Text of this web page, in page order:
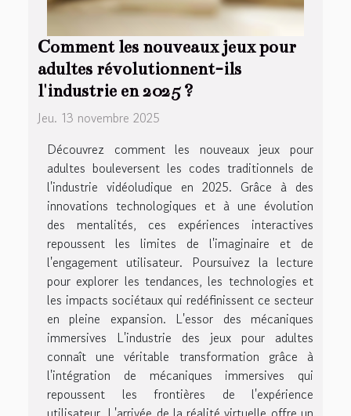
Comment les nouveaux jeux pour
adultes révolutionnent-ils
l'industrie en 2025 ?
Jeu. 13 novembre 2025
Découvrez comment les nouveaux jeux pour
adultes bouleversent les codes traditionnels de
l'industrie vidéoludique en 2025. Grâce à des
innovations technologiques et à une évolution
des mentalités, ces expériences interactives
repoussent les limites de l'imaginaire et de
l'engagement utilisateur. Poursuivez la lecture
pour explorer les tendances, les technologies et
les impacts sociétaux qui redéfinissent ce secteur
en pleine expansion. L'essor des mécaniques
immersives L'industrie des jeux pour adultes
connaît une véritable transformation grâce à
l'intégration de mécaniques immersives qui
repoussent les frontières de l'expérience